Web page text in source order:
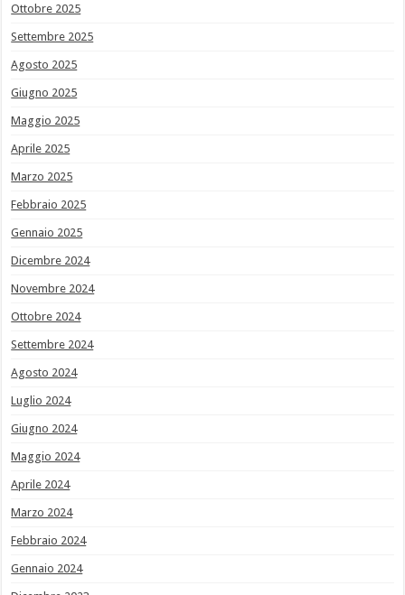
Ottobre 2025
Settembre 2025
Agosto 2025
Giugno 2025
Maggio 2025
Aprile 2025
Marzo 2025
Febbraio 2025
Gennaio 2025
Dicembre 2024
Novembre 2024
Ottobre 2024
Settembre 2024
Agosto 2024
Luglio 2024
Giugno 2024
Maggio 2024
Aprile 2024
Marzo 2024
Febbraio 2024
Gennaio 2024